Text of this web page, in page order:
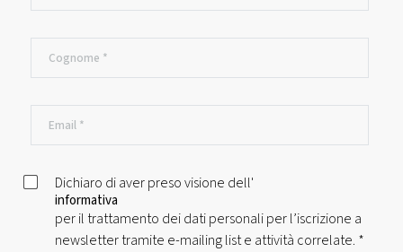
Dichiaro di aver preso visione dell'
informativa
per il trattamento dei dati personali per l’iscrizione a
newsletter tramite e-mailing list e attività correlate. *